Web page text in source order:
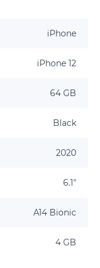
iPhone
iPhone 12
64 GB
Black
2020
6.1"
A14 Bionic
4 GB